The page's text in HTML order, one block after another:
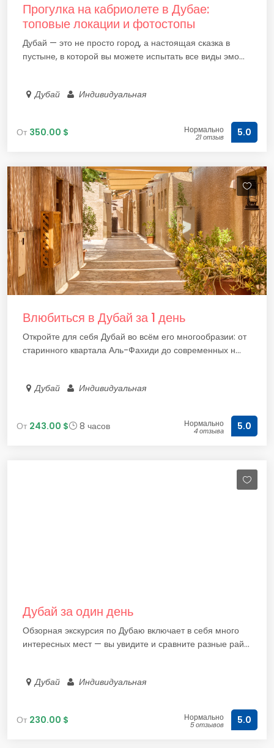
Прогулка на кабриолете в Дубае:
топовые локации и фотостопы
Дубай — это не просто город, а настоящая сказка в
пустыне, в которой вы можете испытать все виды эмо...
Дубай Индивидуальная
От 350.00 $ Нормально
21 отзыв 5.0
Влюбиться в Дубай за 1 день
Откройте для себя Дубай во всём его многообразии: от
старинного квартала Аль-Фахиди до современных н...
Дубай Индивидуальная
От 243.00 $ 8 часов Нормально
4 отзыва 5.0
Дубай за один день
Обзорная экскурсия по Дубаю включает в себя много
интересных мест — вы увидите и сравните разные рай...
Дубай Индивидуальная
От 230.00 $ Нормально
5 отзывов 5.0